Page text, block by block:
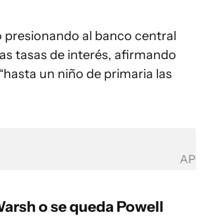
presionando al banco central
tasas de interés, afirmando
un niño de primaria las
AP
o se queda Powell